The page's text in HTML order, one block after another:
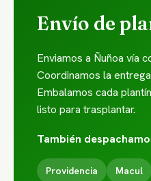
Envío de
Enviamos a Ñuñoa vía
Coordinamos la
Embalamos cada
listo para trasplantar.
También
Providencia Macul